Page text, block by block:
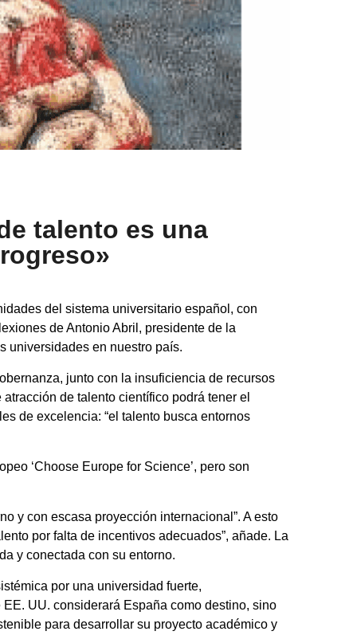
talento es una
del sistema universitario español, con
de Antonio Abril, presidente de la
universidades en nuestro país.
junto con la insuficiencia de recursos
de talento científico podrá tener el
de excelencia: “el talento busca entornos
‘Choose Europe for Science’, pero son
y con escasa proyección internacional”. A esto
por falta de incentivos adecuados”, añade. La
y conectada con su entorno.
por una universidad fuerte,
UU. considerará España como destino, sino
para desarrollar su proyecto académico y